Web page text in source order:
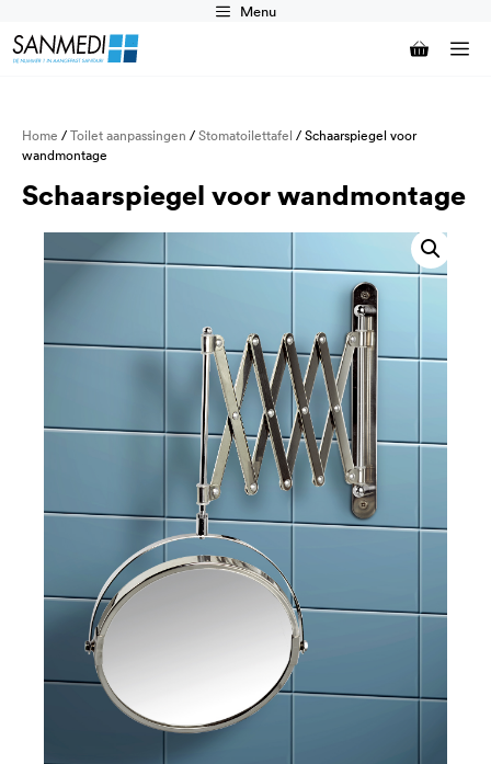
naar
de
Menu
Home /Toilet aanpassingen /Stomatoilettafel / Schaarspiegel voor
wandmontage
Schaarspiegel voor wandmontage